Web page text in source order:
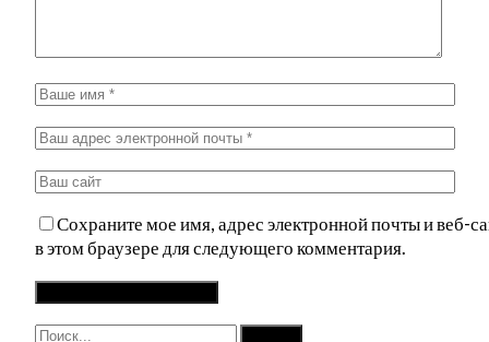
Сохраните мое имя, адрес электронной почты и веб-
в этом браузере для следующего комментария.